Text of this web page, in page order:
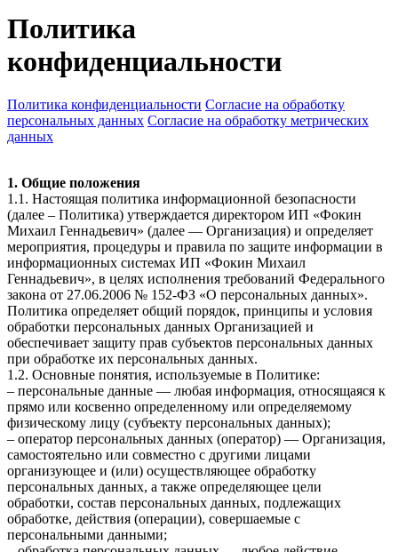
Политика
конфиденциальности
Политика конфиденциальности Согласие на обработку
персональных данных Согласие на обработку метрических
данных
1. Общие положения
1.1. Настоящая политика информационной безопасности
(далее – Политика) утверждается директором ИП «Фокин
Михаил Геннадьевич» (далее — Организация) и определяет
мероприятия, процедуры и правила по защите информации в
информационных системах ИП «Фокин Михаил
Геннадьевич», в целях исполнения требований Федерального
закона от 27.06.2006 № 152-ФЗ «О персональных данных».
Политика определяет общий порядок, принципы и условия
обработки персональных данных Организацией и
обеспечивает защиту прав субъектов персональных данных
при обработке их персональных данных.
1.2. Основные понятия, используемые в Политике:
– персональные данные — любая информация, относящаяся к
прямо или косвенно определенному или определяемому
физическому лицу (субъекту персональных данных);
– оператор персональных данных (оператор) — Организация,
самостоятельно или совместно с другими лицами
организующее и (или) осуществляющее обработку
персональных данных, а также определяющее цели
обработки, состав персональных данных, подлежащих
обработке, действия (операции), совершаемые с
персональными данными;